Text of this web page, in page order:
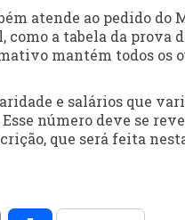
atende ao pedido
como a tabela da prova
mantém todos os
e salários que
número deve se
que será feita